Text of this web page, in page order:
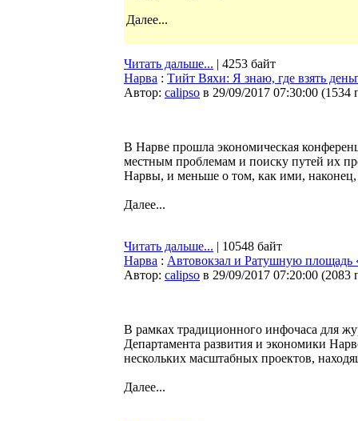
Далее...
Читать дальше... | 4253 байт
Нарва : Тийт Вяхи: Я знаю, где взять
Автор: calipso в 29/09/2017 07:30:00 (1534
В Нарве прошла экономическая
местным проблемам и поиску путей их
Нарвы, и меньше о том, как ими, наконец,
Далее...
Читать дальше... | 10548 байт
Нарва : Автовокзал и Ратушную площадь
Автор: calipso в 29/09/2017 07:20:00 (2083
В рамках традиционного инфочаса для
Департамента развития и экономики
нескольких масштабных проектов,
Далее...